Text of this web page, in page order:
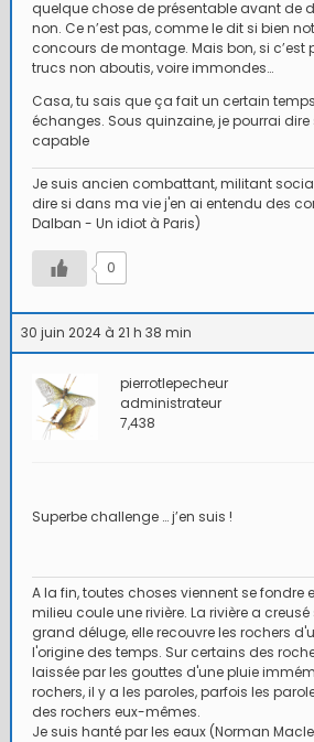
quelque chose de présentable avant de
non. Ce n’est pas, comme le dit si bien
concours de montage. Mais bon, si c’est
trucs non aboutis, voire immondes…
Casa, tu sais que ça fait un certain
échanges. Sous quinzaine, je pourrai dire
capable
Je suis ancien combattant, militant
dire si dans ma vie j'en ai entendu des
Dalban - Un idiot à Paris)
0
30 juin 2024 à 21 h 38 min
pierrotlepecheur
administrateur
7,438
Superbe challenge … j’en suis !
A la fin, toutes choses viennent se fondre
milieu coule une rivière. La rivière a
grand déluge, elle recouvre les rochers
l'origine des temps. Sur certains des
laissée par les gouttes d'une pluie
rochers, il y a les paroles, parfois les
des rochers eux-mêmes.
Je suis hanté par les eaux (Norman